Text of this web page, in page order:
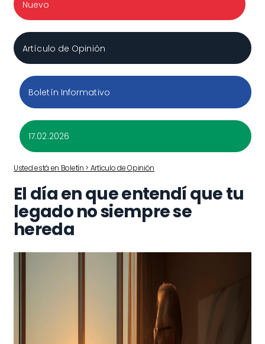
Nuevo
Artículo de Opinión
Boletín Informativo
17.02.2026
Usted está en Boletín > Artículo de Opinión
El día en que entendí que tu
legado no siempre se
hereda